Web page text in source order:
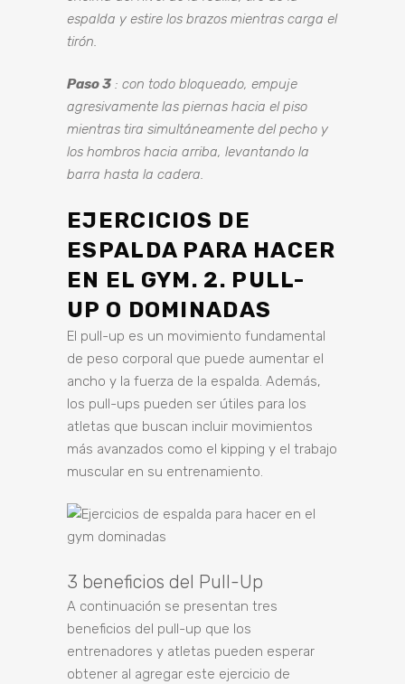
espalda y estire los brazos mientras carga el
tirón.
Paso 3 : con todo bloqueado, empuje
agresivamente las piernas hacia el piso
mientras tira simultáneamente del pecho y
los hombros hacia arriba, levantando la
barra hasta la cadera.
EJERCICIOS DE
ESPALDA PARA HACER
EN EL GYM. 2. PULL-
UP O DOMINADAS
El pull-up es un movimiento fundamental
de peso corporal que puede aumentar el
ancho y la fuerza de la espalda. Además,
los pull-ups pueden ser útiles para los
atletas que buscan incluir movimientos
más avanzados como el kipping y el trabajo
muscular en su entrenamiento.
3 beneficios del Pull-Up
A continuación se presentan tres
beneficios del pull-up que los
entrenadores y atletas pueden esperar
obtener al agregar este ejercicio de